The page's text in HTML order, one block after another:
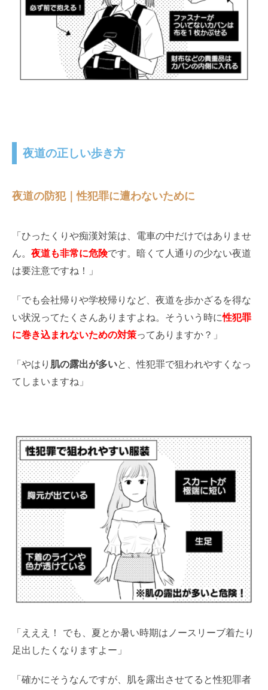
夜道の正しい歩き方
夜道の防犯｜性犯罪に遭わないために
「ひったくりや痴漢対策は、電車の中だけではありませ
ん。 夜道も非常に危険です。 暗くて人通りの少ない夜道
は要注意ですね！」
「でも会社帰りや学校帰りなど、夜道を歩かざるを得な
い状況ってたくさんありますよね。そういう時に性犯罪
に巻き込まれないための対策ってありますか？」
「やはり 肌の露出が多いと、性犯罪で狙われやすくなっ
てしまいますね 」
「えええ！ でも、夏とか暑い時期はノースリーブ着たり
足出したくなりますよー」
「確かにそうなんですが、肌を露出させてると性犯罪者